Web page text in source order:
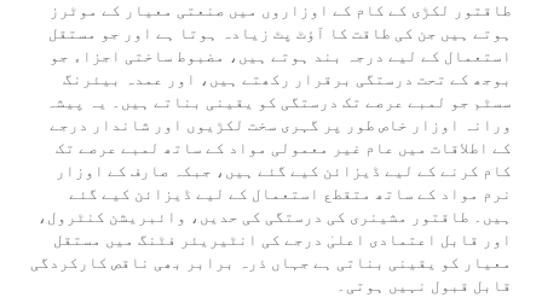
طاقتور لکڑی کے کام کے اوزاروں میں صنعتی معیار کے موٹرز
ہوتے ہیں جن کی طاقت کا آؤٹ پٹ زیادہ ہوتا ہے اور جو مستقل
استعمال کے لیے درجہ بند ہوتے ہیں، مضبوط ساختی اجزاء جو
بوجھ کے تحت درستگی برقرار رکھتے ہیں، اور عمدہ بیئرنگ
سسٹم جو لمبے عرصے تک درستگی کو یقینی بناتے ہیں۔ یہ پیشہ
ورانہ اوزار خاص طور پر گہری سخت لکڑیوں اور شاندار درجے
کے اطلاقات میں عام غیر معمولی مواد کے ساتھ لمبے عرصے تک
کام کرنے کے لیے ڈیزائن کیے گئے ہیں، جبکہ صارف کے اوزار
نرم مواد کے ساتھ متقطع استعمال کے لیے ڈیزائن کیے گئے
ہیں۔ طاقتور مشینری کی درستگی کی حدیں، وائبریشن کنٹرول،
اور قابل اعتمادی اعلیٰ درجے کی انٹیریئر فٹنگ میں مستقل
معیار کو یقینی بناتی ہے جہاں ذرہ برابر بھی ناقص کارکردگی
قابل قبول نہیں ہوتی۔